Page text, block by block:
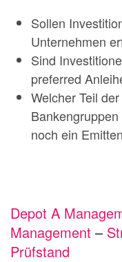
Sollen
Unternehmen
Sind
preferred
Welcher Teil
noch ein
Depot A
Management –
Prüfstand